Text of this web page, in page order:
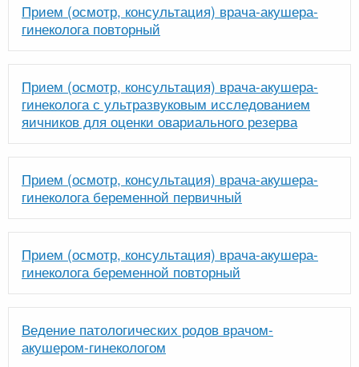
Прием (осмотр, консультация) врача-акушера-
гинеколога повторный
Прием (осмотр, консультация) врача-акушера-
гинеколога с ультразвуковым исследованием
яичников для оценки овариального резерва
Прием (осмотр, консультация) врача-акушера-
гинеколога беременной первичный
Прием (осмотр, консультация) врача-акушера-
гинеколога беременной повторный
Ведение патологических родов врачом-
акушером-гинекологом